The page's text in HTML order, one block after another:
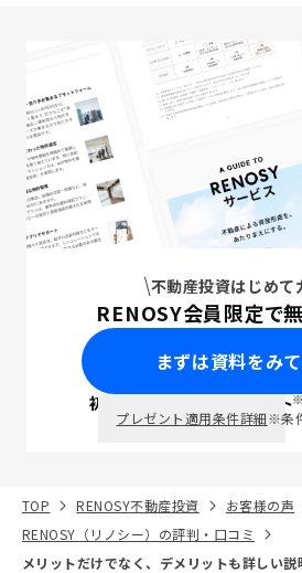
不動産投資はじめて
RENOSY会員限定で
まずは資料をみ
初回面談で ポイント
プレゼント適用条件詳細※条
TOP RENOSY不動産投資
お客様の声
RENOSY（リノシー）の評判・口コミ
メリットだけでなく、デメリットも詳しい説